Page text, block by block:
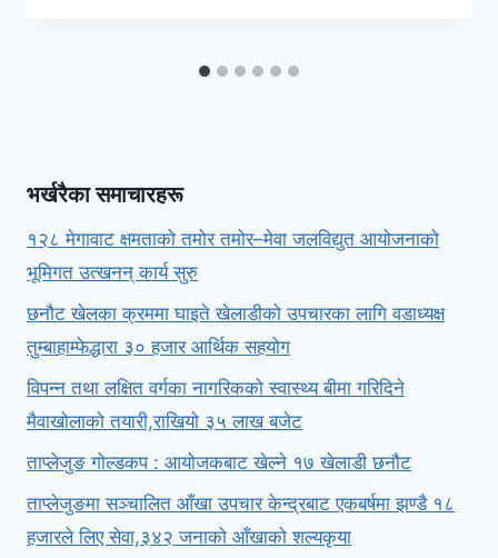
भर्खरैका समाचारहरू
१२८ मेगावाट क्षमताको तमोर तमोर–मेवा जलविद्युत आयोजनाको
भूमिगत उत्खनन् कार्य सुरु
छनौट खेलका क्रममा घाइते खेलाडीको उपचारका लागि वडाध्यक्ष
तुम्बाहाम्फेद्धारा ३० हजार आर्थिक सहयोग
विपन्न तथा लक्षित वर्गका नागरिकको स्वास्थ्य बीमा गरिदिने
मैवाखोलाको तयारी,राखियो ३५ लाख बजेट
ताप्लेजुङ गोल्डकप : आयोजकबाट खेल्ने १७ खेलाडी छनौट
ताप्लेजुङमा सञ्चालित आँखा उपचार केन्द्रबाट एकबर्षमा झण्डै १८
हजारले लिए सेवा,३४२ जनाको आँखाको शल्यकृया